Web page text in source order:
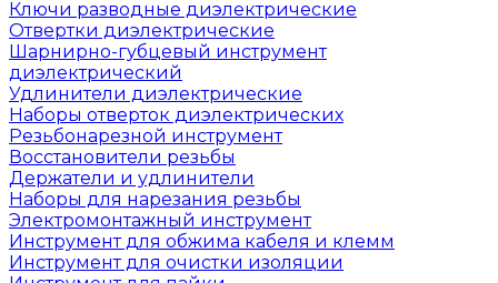
Ключи разводные диэлектрические
Отвертки диэлектрические
Шарнирно-губцевый инструмент
диэлектрический
Удлинители диэлектрические
Наборы отверток диэлектрических
Резьбонарезной инструмент
Восстановители резьбы
Держатели и удлинители
Наборы для нарезания резьбы
Электромонтажный инструмент
Инструмент для обжима кабеля и клемм
Инструмент для очистки изоляции